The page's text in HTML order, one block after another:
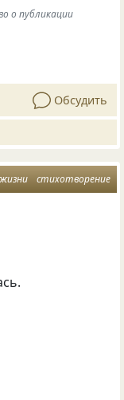
о публикации
Обсудить
стихотворение